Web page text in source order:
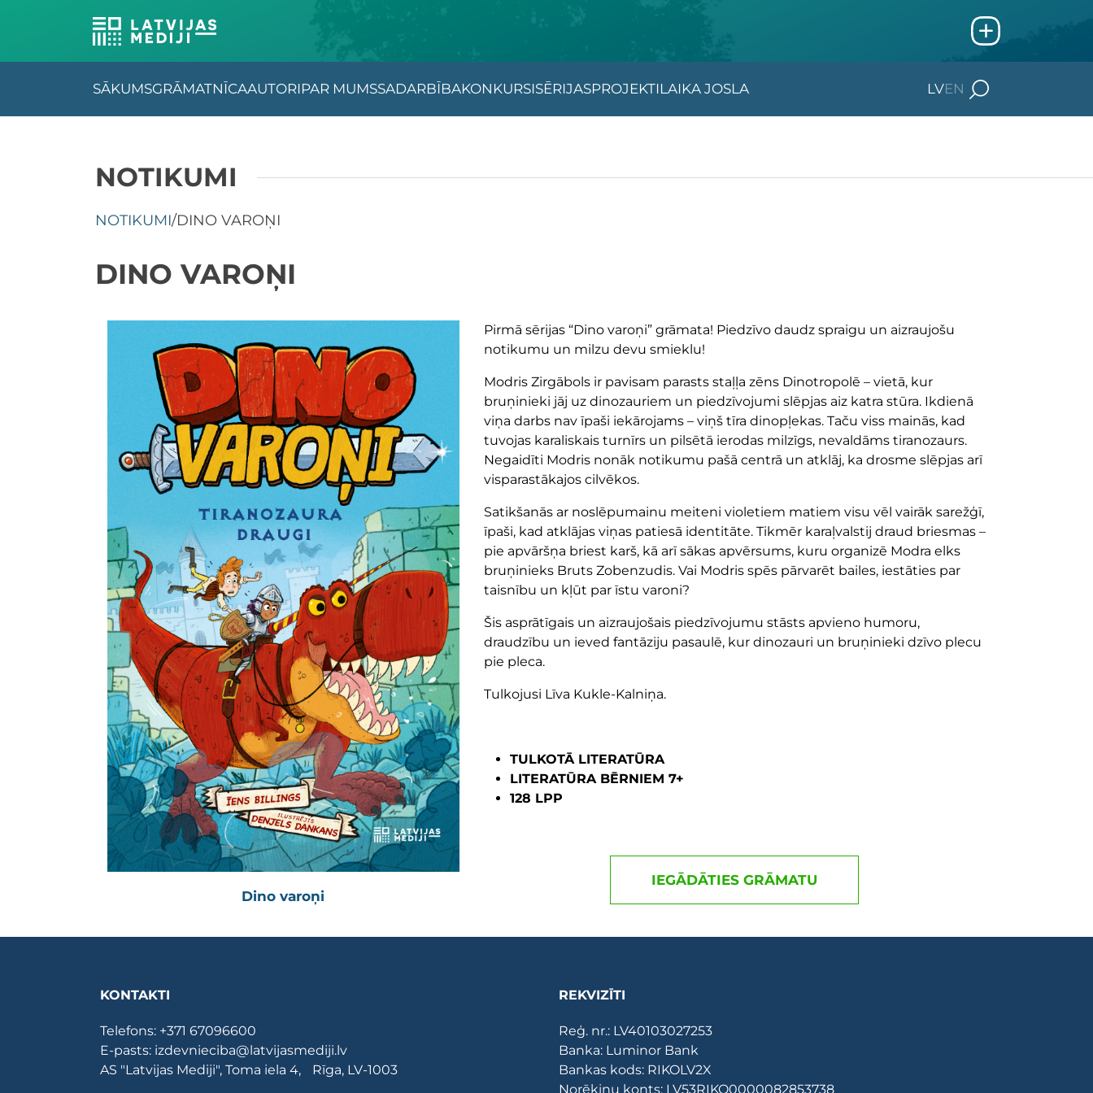
SĀKUMSGRĀMATNĪCAAUTORIPAR MUMSSADARBĪBAKONKURSISĒRIJASPROJEKTILAIKA JOSLA LVEN
NOTIKUMI
NOTIKUMI/DINO VAROŅI
DINO VAROŅI
Dino varoņi
Pirmā sērijas “Dino varoņi” grāmata! Piedzīvo daudz spraigu un aizraujošu
notikumu un milzu devu smieklu!
Modris Zirgābols ir pavisam parasts staļļa zēns Dinotropolē – vietā, kur
bruņinieki jāj uz dinozauriem un piedzīvojumi slēpjas aiz katra stūra. Ikdienā
viņa darbs nav īpaši iekārojams – viņš tīra dinopļekas. Taču viss mainās, kad
tuvojas karaliskais turnīrs un pilsētā ierodas milzīgs, nevaldāms tiranozaurs.
Negaidīti Modris nonāk notikumu pašā centrā un atklāj, ka drosme slēpjas arī
visparastākajos cilvēkos.
Satikšanās ar noslēpumainu meiteni violetiem matiem visu vēl vairāk sarežģī,
īpaši, kad atklājas viņas patiesā identitāte. Tikmēr karaļvalstij draud briesmas –
pie apvāršņa briest karš, kā arī sākas apvērsums, kuru organizē Modra elks
bruņinieks Bruts Zobenzudis. Vai Modris spēs pārvarēt bailes, iestāties par
taisnību un kļūt par īstu varoni?
Šis asprātīgais un aizraujošais piedzīvojumu stāsts apvieno humoru,
draudzību un ieved fantāziju pasaulē, kur dinozauri un bruņinieki dzīvo plecu
pie pleca.
Tulkojusi Līva Kukle-Kalniņa.
TULKOTĀ LITERATŪRA
LITERATŪRA BĒRNIEM 7+
128 LPP
IEGĀDĀTIES GRĀMATU
KONTAKTI
Telefons: +371 67096600
E-pasts: izdevnieciba@latvijasmediji.lv
AS "Latvijas Mediji", Toma iela 4, Rīga, LV-1003
REKVIZĪTI
Reģ. nr.: LV40103027253
Banka: Luminor Bank
Bankas kods: RIKOLV2X
Norēķinu konts: LV53RIKO0000082853738